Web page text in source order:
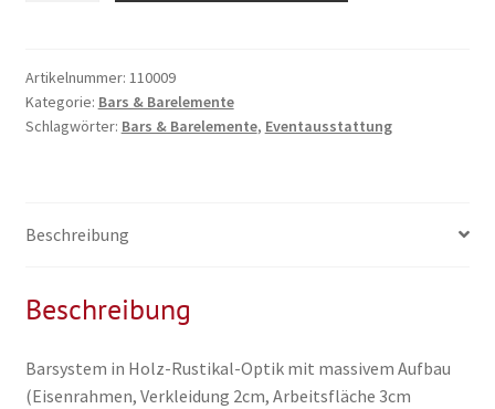
Barelemente
Schirm
für
mit
Arbeitsfläche
Menge
Artikelnummer: 110009
Kategorie: Bars & Barelemente
Schlagwörter: Bars & Barelemente, Eventausstattung
Beschreibung
Beschreibung
Barsystem in Holz-Rustikal-Optik mit massivem Aufbau
(Eisenrahmen, Verkleidung 2cm, Arbeitsfläche 3cm